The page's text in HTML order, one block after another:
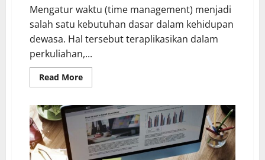
Mengatur waktu (time management) menjadi
salah satu kebutuhan dasar dalam kehidupan
dewasa. Hal tersebut teraplikasikan dalam
perkuliahan,...
Read More